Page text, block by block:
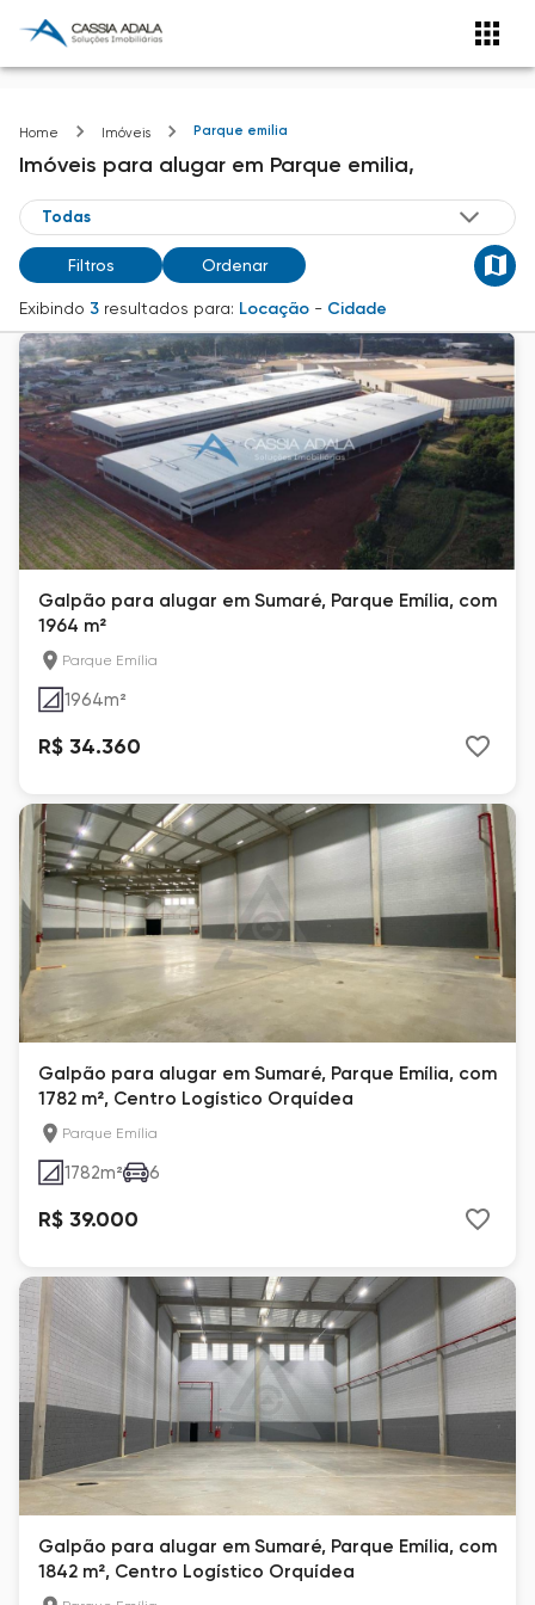
Home Imóveis Parque emilia
Imóveis para alugar em Parque emilia,
Filtros Ordenar
Exibindo 3 resultados para: Locação - Cidade
Galpão para alugar em Sumaré, Parque Emília, com
1964 m²
Parque Emília
1964m²
R$ 34.360
Galpão para alugar em Sumaré, Parque Emília, com
1782 m², Centro Logístico Orquídea
Parque Emília
1782m² 6
R$ 39.000
Galpão para alugar em Sumaré, Parque Emília, com
1842 m², Centro Logístico Orquídea